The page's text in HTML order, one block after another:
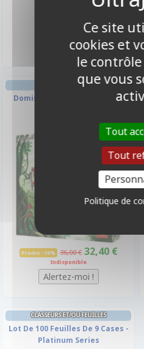
Disponible
JEU DE CARTES
Dominion - L'arrière Pays
Promo -10% 36,00 € 32,40 €
Indisponible
CLASSEURS ET/OU FEUILLES
Lot De 100 Feuilles De 9 Cases -
Platinum Series
Ce site
cookies et
le
que vous
Tout
Tout
Politique de